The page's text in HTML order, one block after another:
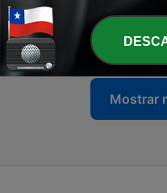
10 - Los Recuerdos del
27 oct. 2012
Mostrar